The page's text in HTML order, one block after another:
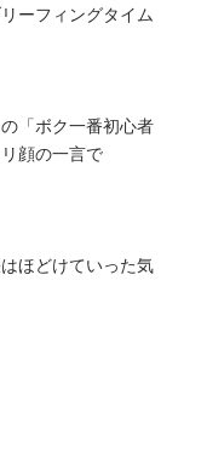
ーフィングタイム
「ボク一番初心者
顔の一言で
ほどけていった気